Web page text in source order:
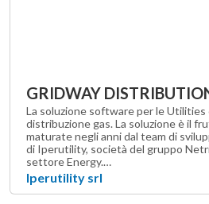
GRIDWAY
La soluzione software per le Utilities
distribuzione gas. La soluzione è il
maturate negli anni dal team di
di Iperutility, società del gruppo
settore Energy.…
Iperutility srl